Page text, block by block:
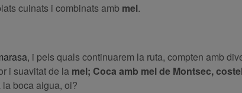
cuinats i combinats amb mel.
, i pels quals continuarem la ruta, compten amb
i suavitat de la mel; Coca amb mel de Montsec,
la boca aigua, oi?